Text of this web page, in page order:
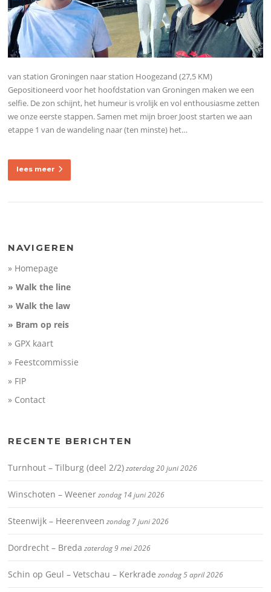
van station Groningen naar station Hoogezand (27,5 KM)
Gepositioneerd voor het hoofdstation van Groningen maken we een
selfie. De zon schijnt, het humeur is vrolijk en vol enthousiasme zetten
we onze eerste stappen. Samen met mijn broer Joost starten we aan
etappe 1 van de wandeling naar (ten minste) het…
lees meer
NAVIGEREN
» Homepage
» Walk the line
» Walk the law
» Bram op reis
» GPX kaart
» Feestcommissie
» FIP
» Contact
RECENTE BERICHTEN
Turnhout – Tilburg (deel 2/2)zaterdag 20 juni 2026
Winschoten – Weenerzondag 14 juni 2026
Steenwijk – Heerenveen zondag 7 juni 2026
Dordrecht – Breda zaterdag 9 mei 2026
Schin op Geul – Vetschau – Kerkrade zondag 5 april 2026